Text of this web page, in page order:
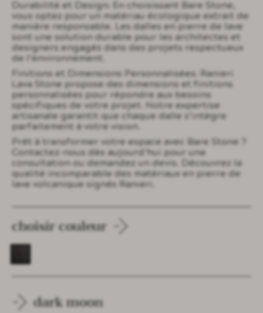
Durabilité et Design: En choisissant Bare Stone,
vous optez pour un matériau écologique extrait de
manière responsable. Les dalles en pierre de lave
sont une solution durable pour les architectes et
designers engagés dans des projets respectueux
de l’environnement.
Finitions et Dimensions Personnalisées: Ranieri
Lava Stone propose des dimensions et finitions
personnalisées pour répondre aux besoins
spécifiques de votre projet. Notre expertise
artisanale garantit que chaque dalle s’intègre
parfaitement à votre vision.
Prêt à transformer votre espace avec Bare Stone ?
Contactez-nous dès aujourd’hui pour une
consultation ou demandez un devis. Découvrez la
qualité incomparable des matériaux en pierre de
lave volcanique signés Ranieri.
choisir couleur
dark moon